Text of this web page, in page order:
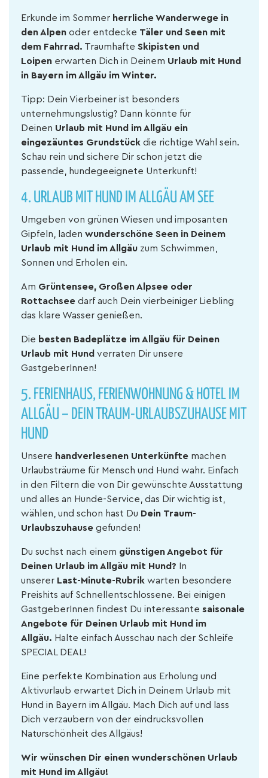
Erkunde im Sommer herrliche Wanderwege in
den Alpen oder entdecke Täler und Seen mit
dem Fahrrad. Traumhafte Skipisten und
Loipen erwarten Dich in Deinem Urlaub mit Hund
in Bayern im Allgäu im Winter.
Tipp: Dein Vierbeiner ist besonders
unternehmungslustig? Dann könnte für
Deinen Urlaub mit Hund im Allgäu ein
eingezäuntes Grundstück die richtige Wahl sein.
Schau rein und sichere Dir schon jetzt die
passende, hundegeeignete Unterkunft!
4. URLAUB MIT HUND IM ALLGÄU AM SEE
Umgeben von grünen Wiesen und imposanten
Gipfeln, laden wunderschöne Seen in Deinem
Urlaub mit Hund im Allgäu zum Schwimmen,
Sonnen und Erholen ein.
Am Grüntensee, Großen Alpsee oder
Rottachsee darf auch Dein vierbeiniger Liebling
das klare Wasser genießen.
Die besten Badeplätze im Allgäu für Deinen
Urlaub mit Hund verraten Dir unsere
GastgeberInnen!
5. FERIENHAUS, FERIENWOHNUNG & HOTEL IM
ALLGÄU – DEIN TRAUM-URLAUBSZUHAUSE MIT
HUND
Unsere handverlesenen Unterkünfte machen
Urlaubsträume für Mensch und Hund wahr. Einfach
in den Filtern die von Dir gewünschte Ausstattung
und alles an Hunde-Service, das Dir wichtig ist,
wählen, und schon hast Du Dein Traum-
Urlaubszuhause gefunden!
Du suchst nach einem günstigen Angebot für
Deinen Urlaub im Allgäu mit Hund? In
unserer Last-Minute-Rubrik warten besondere
Preishits auf Schnellentschlossene. Bei einigen
GastgeberInnen findest Du interessante saisonale
Angebote für Deinen Urlaub mit Hund im
Allgäu. Halte einfach Ausschau nach der Schleife
SPECIAL DEAL!
Eine perfekte Kombination aus Erholung und
Aktivurlaub erwartet Dich in Deinem Urlaub mit
Hund in Bayern im Allgäu. Mach Dich auf und lass
Dich verzaubern von der eindrucksvollen
Naturschönheit des Allgäus!
Wir wünschen Dir einen wunderschönen Urlaub
mit Hund im Allgäu!